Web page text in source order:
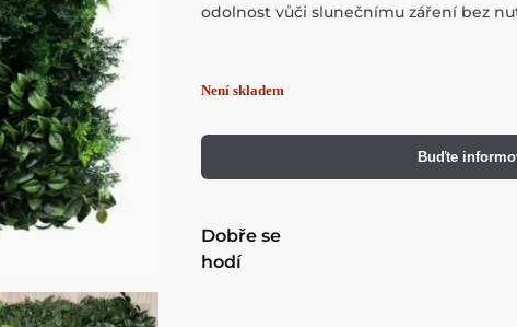
odolnost vůči slunečnímu záření bez
Buďte